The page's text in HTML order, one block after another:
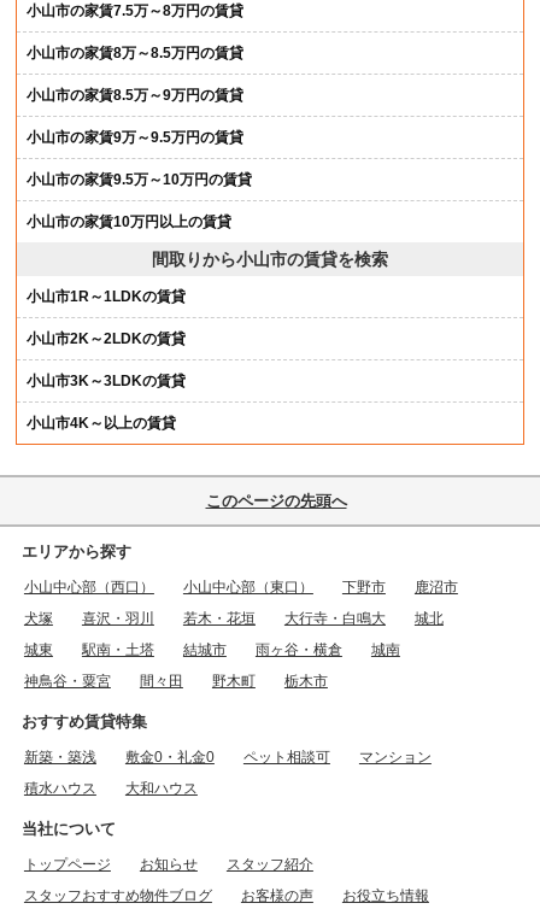
小山市の家賃7.5万～8万円の賃貸
小山市の家賃8万～8.5万円の賃貸
小山市の家賃8.5万～9万円の賃貸
小山市の家賃9万～9.5万円の賃貸
小山市の家賃9.5万～10万円の賃貸
小山市の家賃10万円以上の賃貸
間取りから小山市の賃貸を検索
小山市1R～1LDKの賃貸
小山市2K～2LDKの賃貸
小山市3K～3LDKの賃貸
小山市4K～以上の賃貸
このページの先頭へ
エリアから探す
小山中心部（西口） 小山中心部（東口） 下野市
鹿沼市
犬塚
喜沢・羽川 若木・花垣 大行寺・白鳴大
城北
城東
駅南・土塔 結城市 雨ヶ谷・横倉
城南
神鳥谷・粟宮
間々田 野木町 栃木市
おすすめ賃貸特集
新築・築浅 敷金0・礼金0 ペット相談可
マンション
積水ハウス
大和ハウス
当社について
トップページ お知らせ
スタッフ紹介
スタッフおすすめ物件ブログ
お客様の声
お役立ち情報